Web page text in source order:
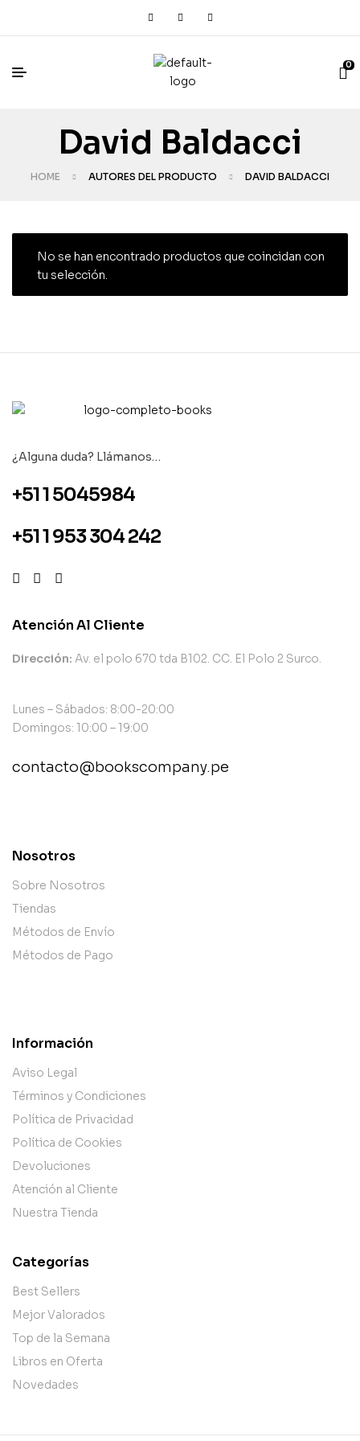
0
David Baldacci
HOME AUTORES DEL PRODUCTO DAVID BALDACCI
No se han encontrado productos que coincidan con
tu selección.
¿Alguna duda? Llámanos…
+51 1 5045984
+51 1 953 304 242
Atención Al Cliente
Dirección: Av. el polo 670 tda B102. CC. El Polo 2 Surco.
Lunes – Sábados: 8:00-20:00
Domingos: 10:00 – 19:00
contacto@bookscompany.pe
Nosotros
Sobre Nosotros
Tiendas
Métodos de Envío
Métodos de Pago
Información
Aviso Legal
Términos y Condiciones
Política de Privacidad
Política de Cookies
Devoluciones
Atención al Cliente
Nuestra Tienda
Categorías
Best Sellers
Mejor Valorados
Top de la Semana
Libros en Oferta
Novedades